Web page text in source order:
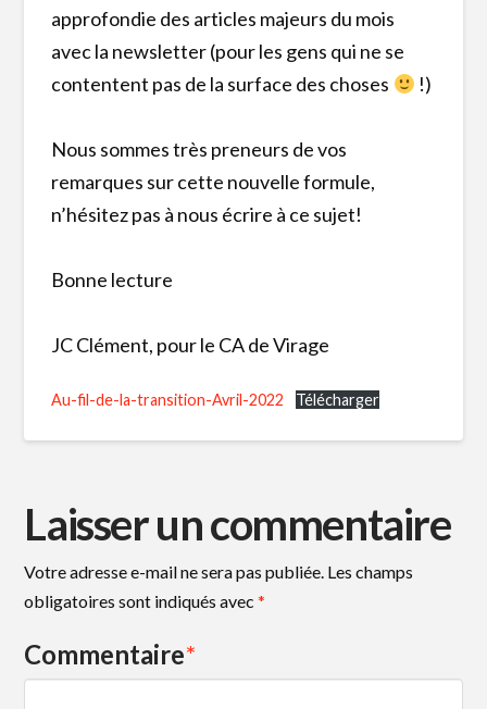
approfondie des articles majeurs du mois
avec la newsletter (pour les gens qui ne se
contentent pas de la surface des choses
!)
Nous sommes très preneurs de vos
remarques sur cette nouvelle formule,
n’hésitez pas à nous écrire à ce sujet!
Bonne lecture
JC Clément, pour le CA de Virage
Au-fil-de-la-transition-Avril-2022 Télécharger
Laisser un commentaire
Votre adresse e-mail ne sera pas publiée. Les champs
obligatoires sont indiqués avec*
Commentaire*